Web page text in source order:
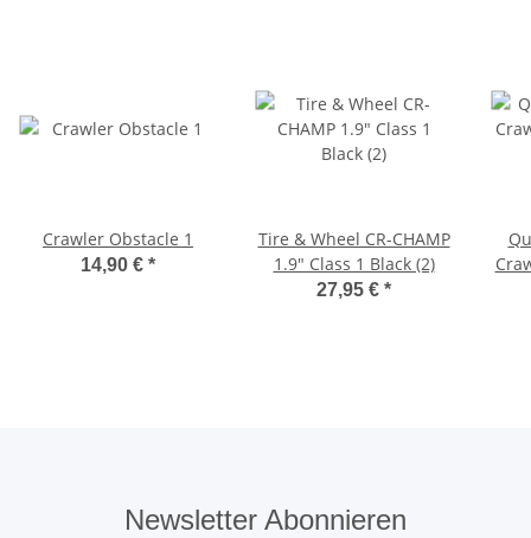
Crawler Obstacle 1
14,90 € *
Tire & Wheel CR-CHAMP
1.9" Class 1 Black (2)
27,95 € *
Newsletter Abonnieren